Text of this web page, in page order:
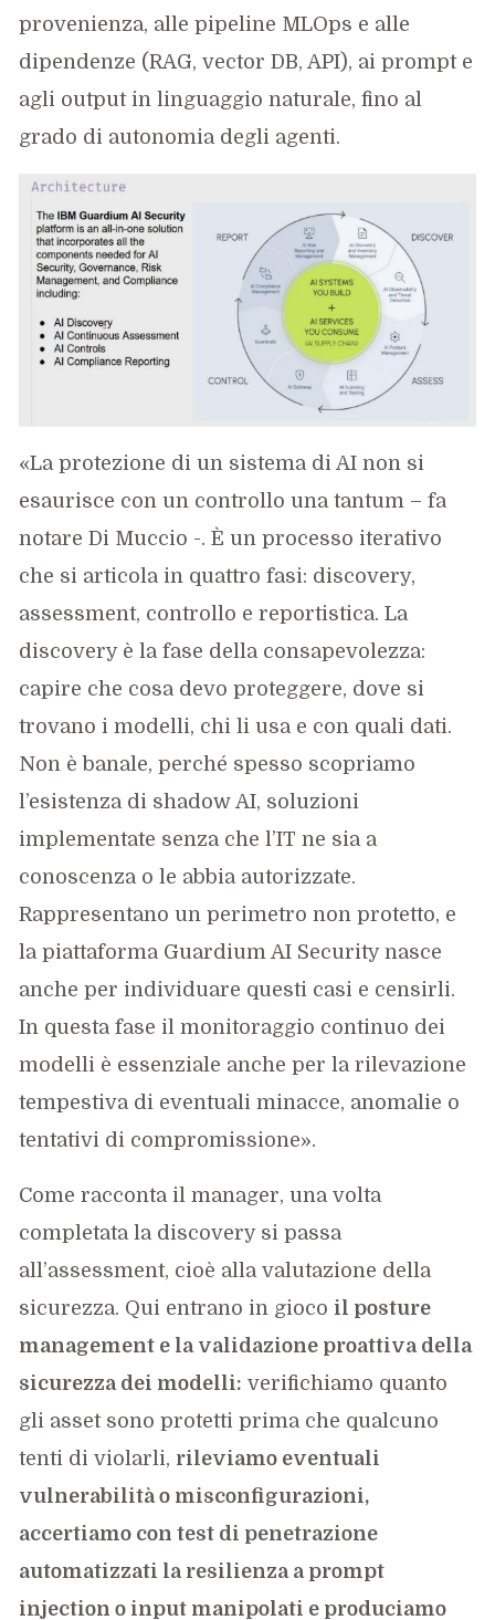
provenienza, alle pipeline MLOps e alle
dipendenze (RAG, vector DB, API), ai prompt e
agli output in linguaggio naturale, fino al
grado di autonomia degli agenti.
«La protezione di un sistema di AI non si
esaurisce con un controllo una tantum – fa
notare Di Muccio -. È un processo iterativo
che si articola in quattro fasi: discovery,
assessment, controllo e reportistica. La
discovery è la fase della consapevolezza:
capire che cosa devo proteggere, dove si
trovano i modelli, chi li usa e con quali dati.
Non è banale, perché spesso scopriamo
l’esistenza di shadow AI, soluzioni
implementate senza che l’IT ne sia a
conoscenza o le abbia autorizzate.
Rappresentano un perimetro non protetto, e
la piattaforma Guardium AI Security nasce
anche per individuare questi casi e censirli.
In questa fase il monitoraggio continuo dei
modelli è essenziale anche per la rilevazione
tempestiva di eventuali minacce, anomalie o
tentativi di compromissione».
Come racconta il manager, una volta
completata la discovery si passa
all’assessment, cioè alla valutazione della
sicurezza. Qui entrano in gioco il posture
management e la validazione proattiva della
sicurezza dei modelli: verifichiamo quanto
gli asset sono protetti prima che qualcuno
tenti di violarli, rileviamo eventuali
vulnerabilità o misconfigurazioni,
accertiamo con test di penetrazione
automatizzati la resilienza a prompt
injection o input manipolati e produciamo